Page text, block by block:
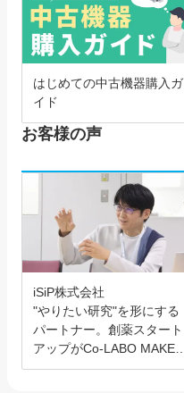
はじめての中古機器購入ガ
イド
お客様の声
iSiP株式会社
"やりたい研究"を形にする
パートナー。創薬スタート
アップがCo-LABO MAKER
を選んだ理由。